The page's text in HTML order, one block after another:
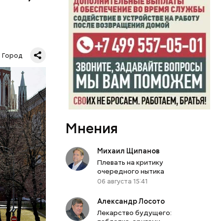
Город
и
но и
В 1990
включены
Мнения
Михаил Щипанов
Плевать на критику
очередного нытика
06 августа 15:41
Александр Лосото
Лекарство будущего: